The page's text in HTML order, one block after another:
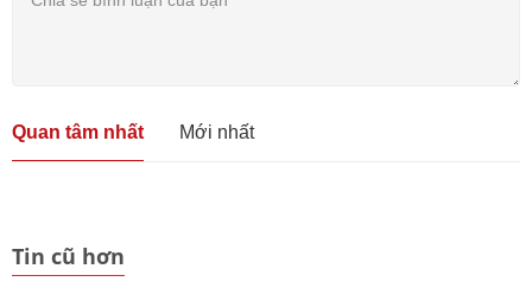
Quan tâm nhất Mới nhất
Tin cũ hơn